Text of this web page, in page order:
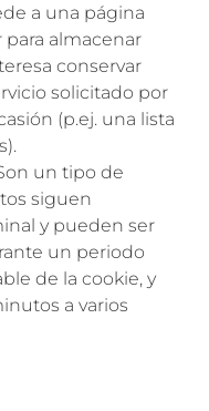
a una página
almacenar
conservar
solicitado por
(p.ej. una lista
un tipo de
siguen
y pueden ser
un periodo
de la cookie, y
a varios